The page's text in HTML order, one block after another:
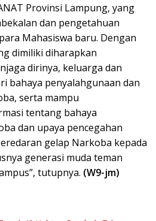
Provinsi Lampung, yang
dan pengetahuan
Mahasiswa baru. Dengan
dimiliki diharapkan
dirinya, keluarga dan
bahaya penyalahgunaan dan
serta mampu
tentang bahaya
dan upaya pencegahan
gelap Narkoba kepada
generasi muda teman
tutupnya. (W9-jm)